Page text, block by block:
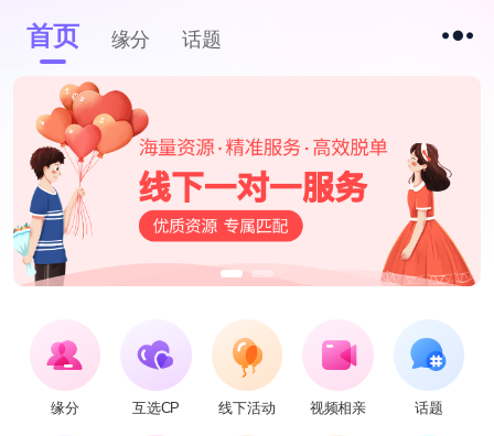
首页 缘分 话题
缘分 互选CP 线下活动 视频相亲 话题